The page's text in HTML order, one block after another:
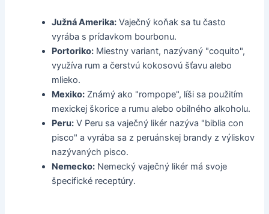
Južná Amerika: Vaječný koňak sa tu často
vyrába s prídavkom bourbonu.
Portoriko: Miestny variant, nazývaný "coquito",
využíva rum a čerstvú kokosovú šťavu alebo
mlieko.
Mexiko: Známý ako "rompope", líši sa použitím
mexickej škorice a rumu alebo obilného alkoholu.
Peru: V Peru sa vaječný likér nazýva "biblia con
pisco" a vyrába sa z peruánskej brandy z výliskov
nazývaných pisco.
Nemecko: Nemecký vaječný likér má svoje
špecifické receptúry.